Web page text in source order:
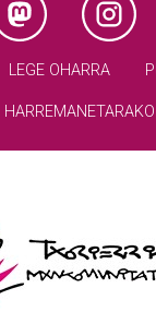
LEGE OHARRA
HARREMANETARAKO